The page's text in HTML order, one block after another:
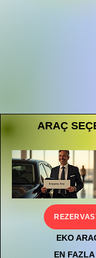
ARAÇ
EKO
EN